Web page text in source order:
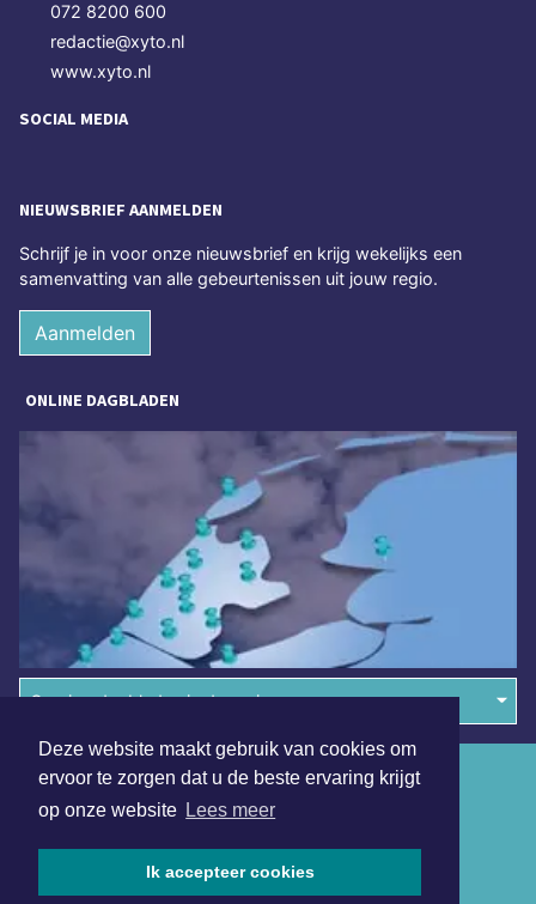
Deze website maakt gebruik van cookies om
ervoor te zorgen dat u de beste ervaring krijgt
op onze website Lees meer
Ik accepteer cookies
072 8200 600
redactie@xyto.nl
www.xyto.nl
SOCIAL MEDIA
NIEUWSBRIEF AANMELDEN
Schrijf je in voor onze nieuwsbrief en krijg wekelijks een
samenvatting van alle gebeurtenissen uit jouw regio.
Aanmelden
ONLINE DAGBLADEN
Overige dagbladen in de regio
Algemene voorwaarden
Disclaimer